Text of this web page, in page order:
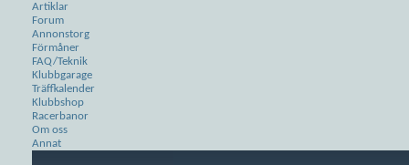
Artiklar
Forum
Annonstorg
Förmåner
FAQ/Teknik
Klubbgarage
Träffkalender
Klubbshop
Racerbanor
Om oss
Annat